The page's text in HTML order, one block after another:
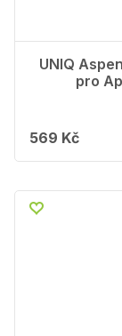
UNIQ
pro
569 Kč